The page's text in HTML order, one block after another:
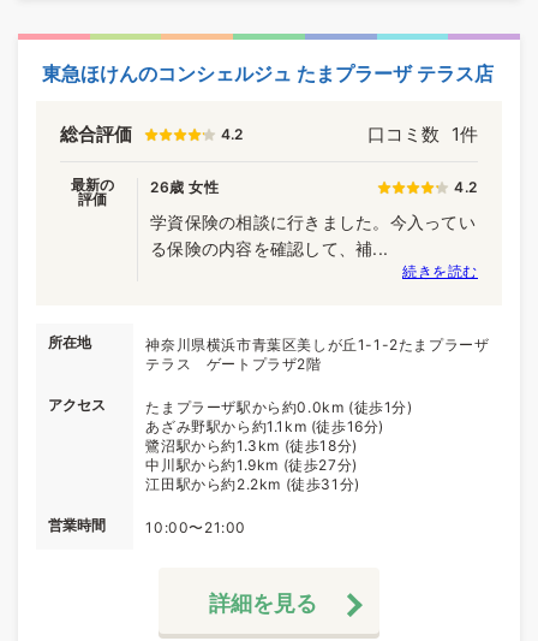
東急ほけんのコンシェルジュ たまプラーザ テラス店
総合評価 4.2 口コミ数 1件
最新の
評価
26歳 女性 4.2
学資保険の相談に行きました。今入ってい
る保険の内容を確認して、補...
続きを読む
所在地
神奈川県横浜市青葉区美しが丘1-1-2たまプラーザ
テラス ゲートプラザ2階
アクセス
たまプラーザ駅から約0.0km (徒歩1分)
あざみ野駅から約1.1km (徒歩16分)
鷺沼駅から約1.3km (徒歩18分)
中川駅から約1.9km (徒歩27分)
江田駅から約2.2km (徒歩31分)
営業時間 10:00〜21:00
詳細を見る